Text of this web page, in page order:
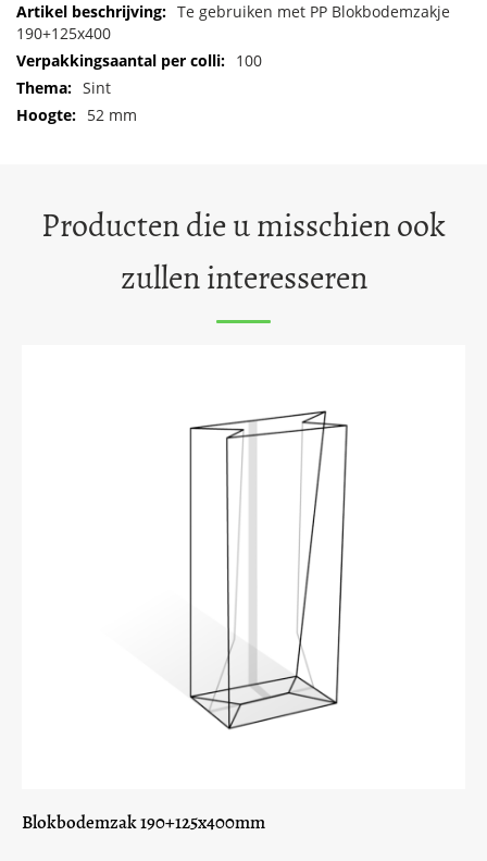
Te gebruiken met PP Blokbodemzakje
190+125x400
100
Sint
52 mm
Producten die u misschien ook
zullen interesseren
Blokbodemzak 190+125x400mm